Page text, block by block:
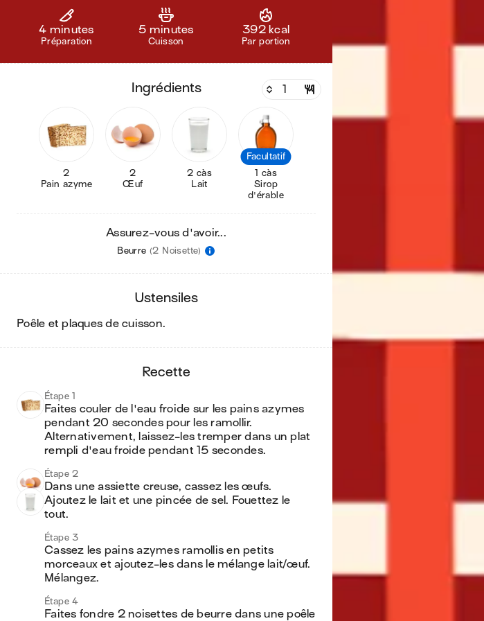
4 minutes
Préparation
5 minutes
Cuisson
392 kcal
Par portion
ingrédients
2
Pain azyme
2
Œuf
2 càs
Lait
Facultatif
1 càs
Sirop
d'érable
Assurez-vous d'avoir...
Beurre (2 Noisette)
ustensiles
poêle et plaques de cuisson.
recette
Étape 1
Faites couler de l'eau froide sur les pains azymes
pendant 20 secondes pour les ramollir.
Alternativement, laissez-les tremper dans un plat
rempli d'eau froide pendant 15 secondes.
Étape 2
Dans une assiette creuse, cassez les œufs.
Ajoutez le lait et une pincée de sel. Fouettez le
tout.
Étape 3
Cassez les pains azymes ramollis en petits
morceaux et ajoutez-les dans le mélange lait/œuf.
Mélangez.
Étape 4
Faites fondre 2 noisettes de beurre dans une poêle